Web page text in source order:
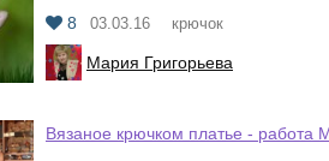
8
03.03.16 крючок
Мария Григорьева
Вязаное крючком платье - работа